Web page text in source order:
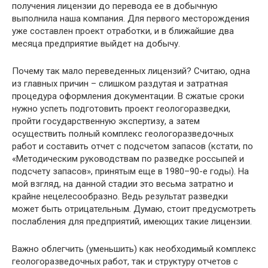
получения лицензии до перевода ее в добычную
выполнила наша компания. Для первого месторождения
уже составлен проект отработки, и в ближайшие два
месяца предприятие выйдет на добычу.
Почему так мало переведенных лицензий? Считаю, одна
из главных причин – слишком раздутая и затратная
процедура оформления документации. В сжатые сроки
нужно успеть подготовить проект геологоразведки,
пройти государственную экспертизу, а затем
осуществить полный комплекс геологоразведочных
работ и составить отчет с подсчетом запасов (кстати, по
«Методическим руководствам по разведке россыпей и
подсчету запасов», принятым еще в 1980–90-е годы). На
мой взгляд, на данной стадии это весьма затратно и
крайне нецелесообразно. Ведь результат разведки
может быть отрицательным. Думаю, стоит предусмотреть
послабления для предприятий, имеющих такие лицензии.
Важно облегчить (уменьшить) как необходимый комплекс
геологоразведочных работ, так и структуру отчетов с